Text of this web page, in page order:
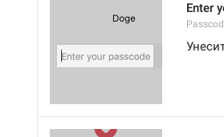
Enter